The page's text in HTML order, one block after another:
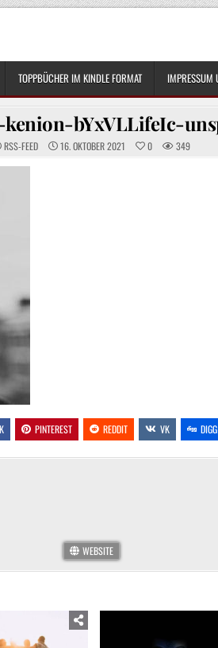
TOPPBÜCHER IM KINDLE FORMAT IMPRESSUM
kenion-bYxVLLifeIc-
RSS-FEED 16. OKTOBER 2021 0 349
PINTEREST REDDIT VK DIGG
WEBSITE